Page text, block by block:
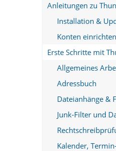
Anleitungen zu
Installation &
Konten einrichten
Erste Schritte mit
Allgemeines
Adressbuch
Dateianhänge &
Junk-Filter und
Kalender,